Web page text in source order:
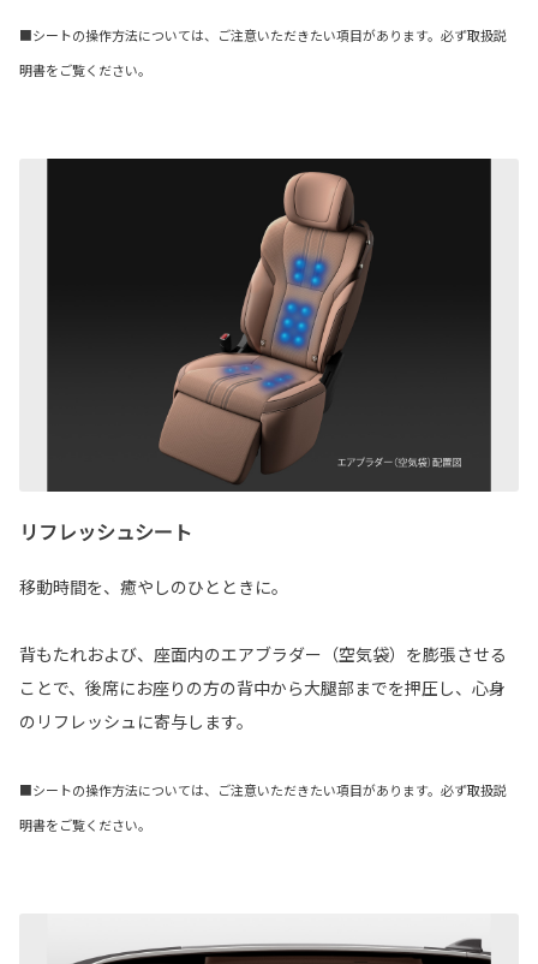
■シートの操作方法については、ご注意いただきたい項目があります。必ず取扱説
明書をご覧ください。
リフレッシュシート
移動時間を、癒やしのひとときに。
背もたれおよび、座面内のエアブラダー（空気袋）を膨張させる
ことで、後席にお座りの方の背中から大腿部までを押圧し、心身
のリフレッシュに寄与します。
■シートの操作方法については、ご注意いただきたい項目があります。必ず取扱説
明書をご覧ください。